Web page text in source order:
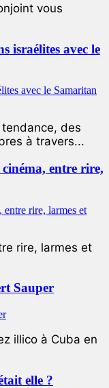
vous
israélites avec le
des
à travers...
entre rire,
rire, larmes et
Sauper
illico à Cuba en
elle ?